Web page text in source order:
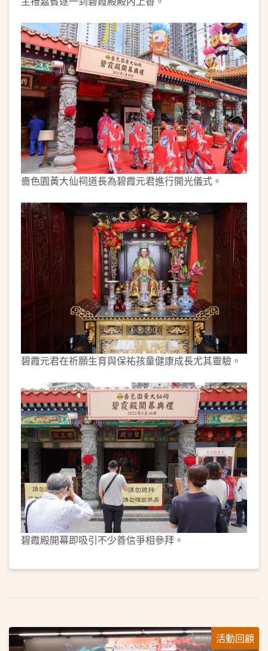
嗇色園黃大仙祠道長為碧霞元君進行開光儀式。
碧霞元君在祈願生育與保祐孩童健康成長尤其靈驗。
碧霞殿開幕即吸引不少善信爭相參拜。
活動回顧